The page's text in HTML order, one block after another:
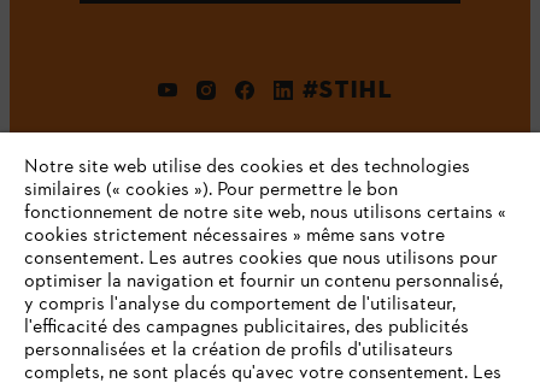
#STIHL
L'Entreprise
Notre site web utilise des cookies et des technologies
similaires (« cookies »). Pour permettre le bon
fonctionnement de notre site web, nous utilisons certains «
cookies strictement nécessaires » même sans votre
consentement. Les autres cookies que nous utilisons pour
optimiser la navigation et fournir un contenu personnalisé,
y compris l'analyse du comportement de l'utilisateur,
l'efficacité des campagnes publicitaires, des publicités
personnalisées et la création de profils d'utilisateurs
complets, ne sont placés qu'avec votre consentement. Les